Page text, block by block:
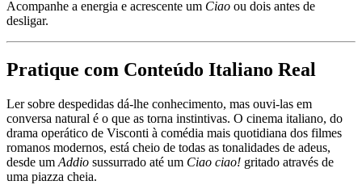
Acompanhe a energia e acrescente um Ciao ou dois antes de
desligar.
Pratique com Conteúdo Italiano Real
Ler sobre despedidas dá-lhe conhecimento, mas ouvi-las em
conversa natural é o que as torna instintivas. O cinema italiano, do
drama operático de Visconti à comédia mais quotidiana dos filmes
romanos modernos, está cheio de todas as tonalidades de adeus,
desde um Addio sussurrado até um Ciao ciao! gritado através de
uma piazza cheia.